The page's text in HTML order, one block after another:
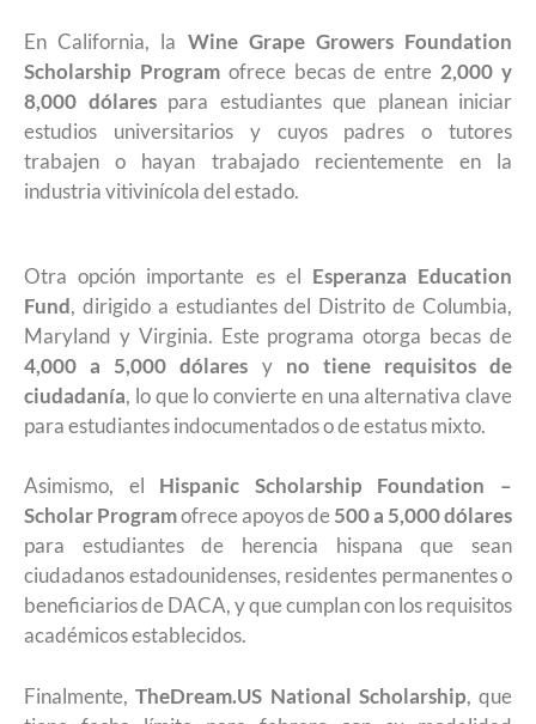
En California, la Wine Grape Growers Foundation
Scholarship Programofrece becas de entre 2,000 y
8,000 dólarespara estudiantes que planean iniciar
estudios universitarios y cuyos padres o tutores
trabajen o hayan trabajado recientemente en la
industria vitivinícola del estado.
Otra opción importante es el Esperanza Education
Fund, dirigido a estudiantes del Distrito de Columbia,
Maryland y Virginia. Este programa otorga becas de
4,000 a 5,000 dólares y no tiene requisitos de
ciudadanía, lo que lo convierte en una alternativa clave
para estudiantes indocumentados o de estatus mixto.
Asimismo, el Hispanic Scholarship Foundation –
Scholar Programofrece apoyos de500 a 5,000 dólares
para estudiantes de herencia hispana que sean
ciudadanos estadounidenses, residentes permanentes o
beneficiarios de DACA, y que cumplan con los requisitos
académicos establecidos.
Finalmente,TheDream.US National Scholarship, que